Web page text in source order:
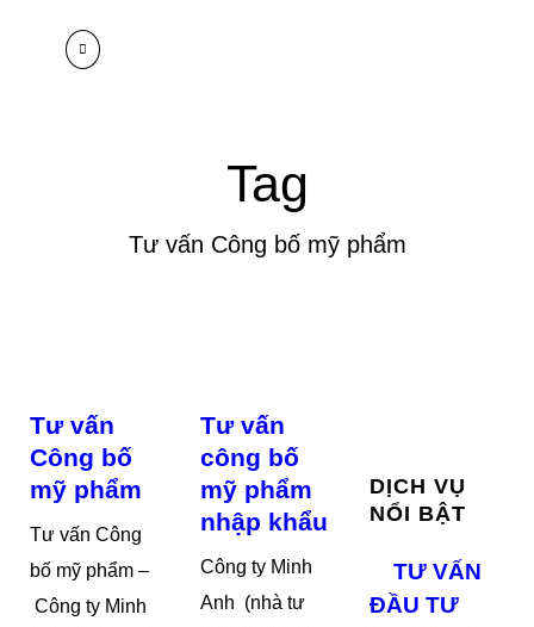
Tag
Tư vấn Công bố mỹ phẩm
Tư vấn
Công bố
mỹ phẩm
Tư vấn Công
bố mỹ phẩm –
Công ty Minh
Tư vấn
công bố
mỹ phẩm
nhập khẩu
Công ty Minh
Anh (nhà tư
DỊCH VỤ
NỔI BẬT
TƯ VẤN
ĐẦU TƯ